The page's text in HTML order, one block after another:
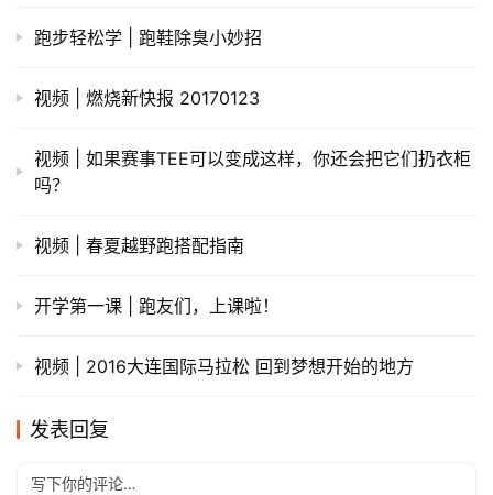
跑步轻松学 | 跑鞋除臭小妙招
视频 | 燃烧新快报 20170123
视频 | 如果赛事TEE可以变成这样，你还会把它们扔衣柜
吗？
视频 | 春夏越野跑搭配指南
开学第一课 | 跑友们，上课啦！
视频 | 2016大连国际马拉松 回到梦想开始的地方
发表回复